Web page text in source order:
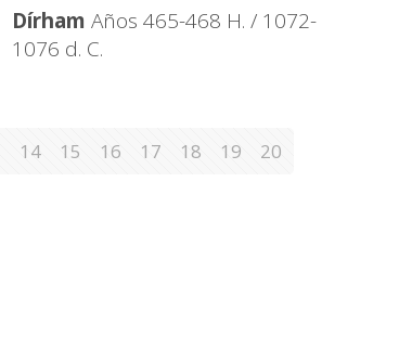
Dírham Años 465-468 H. / 1072-
1076 d. C.
14 15 16 17 18 19
20